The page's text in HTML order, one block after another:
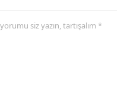
siz yazın, tartışalım *